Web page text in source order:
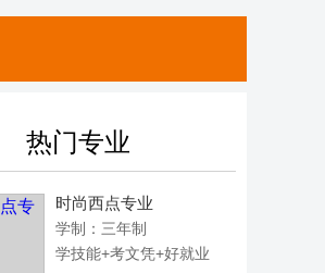
热门专业
时尚西点专业
学制：三年制
学技能+考文凭+好就业